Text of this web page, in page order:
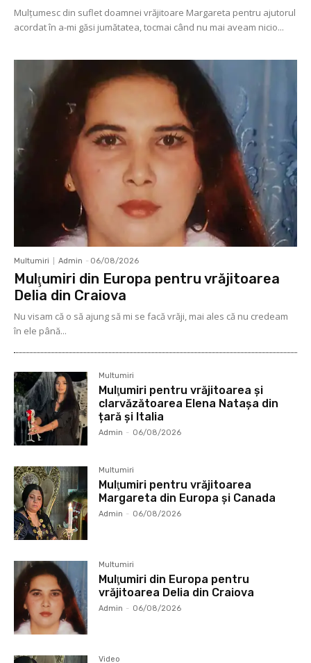
Mulţumesc din suflet doamnei vrăjitoare Margareta pentru ajutorul
acordat în a-mi găsi jumătatea, tocmai când nu mai aveam nicio...
Multumiri Admin - 06/08/2026
Mulţumiri din Europa pentru vrăjitoarea
Delia din Craiova
Nu visam că o să ajung să mi se facă vrăji, mai ales că nu credeam
în ele până...
Multumiri
Mulţumiri pentru vrăjitoarea și
clarvăzătoarea Elena Natașa din
țară și Italia
Admin - 06/08/2026
Multumiri
Mulţumiri pentru vrăjitoarea
Margareta din Europa și Canada
Admin - 06/08/2026
Multumiri
Mulţumiri din Europa pentru
vrăjitoarea Delia din Craiova
Admin - 06/08/2026
Video